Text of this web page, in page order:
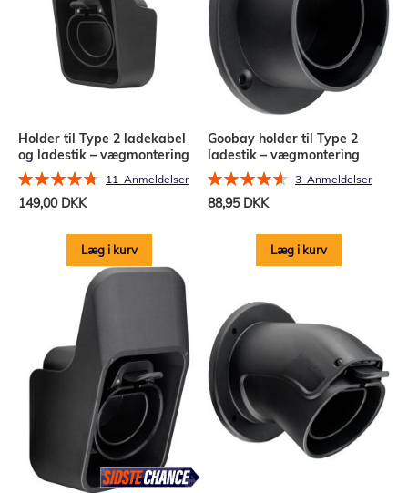
Holder til Type 2 ladekabel
og ladestik – vægmontering
Bedømmelse:
11 Anmeldelser
149,00 DKK
Læg i kurv
Goobay holder til Type 2
ladestik – vægmontering
Bedømmelse:
3Anmeldelser
88,95 DKK
Læg i kurv